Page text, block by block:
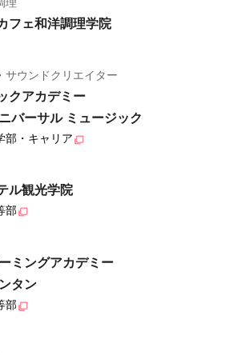
理
フェ和洋調理学院
サウンドクリエイター
クアカデミー
バーサル ミュージック
部・キャリア
ル観光学院
部
ミングアカデミー
タン
部